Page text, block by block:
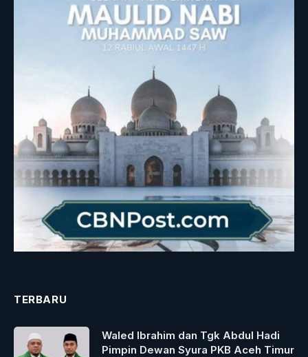
TERBARU
Waled Ibrahim dan Tgk Abdul Hadi
Pimpin Dewan Syura PKB Aceh Timur